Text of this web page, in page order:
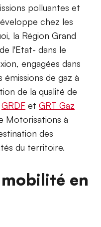
polluantes et
chez les
la Région Grand
l'Etat- dans le
engagées dans
de gaz à
de la qualité de
GRDF et GRT Gaz
Motorisations à
des
du territoire.
en